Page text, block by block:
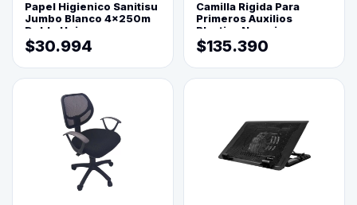
Papel Higienico Sanitisu
Jumbo Blanco 4x250m
Doble Hoja
$30.994
Camilla Rigida Para
Primeros Auxilios
Plastica Naranja
$135.390